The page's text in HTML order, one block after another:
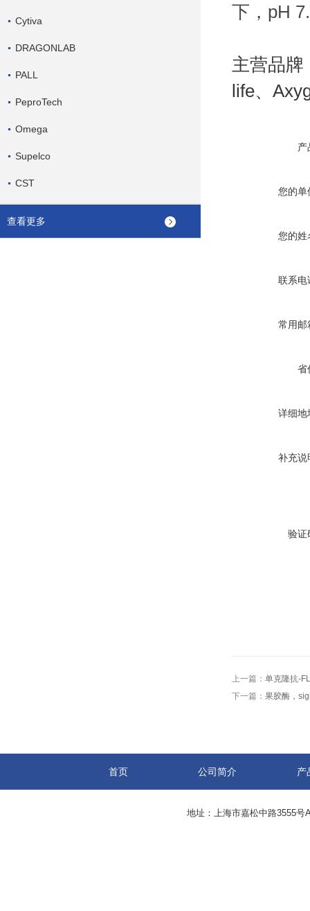
Cytiva
DRAGONLAB
PALL
PeproTech
Omega
Supelco
CST
查看更多
下，pH
主营品牌
life、
产
您的单
您的姓
联系电
常用邮
省
详细地
补充说
验证
上一篇： 单克隆抗-
下一篇： 果胶酶，
首页 公司简介 产
地址：上海市嘉松中路3555